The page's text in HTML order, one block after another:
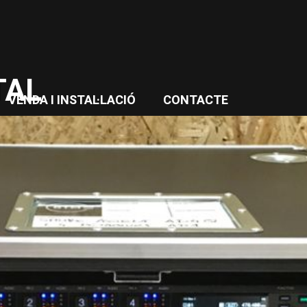
VENDA I INSTAL·LACIÓ CONTACTE